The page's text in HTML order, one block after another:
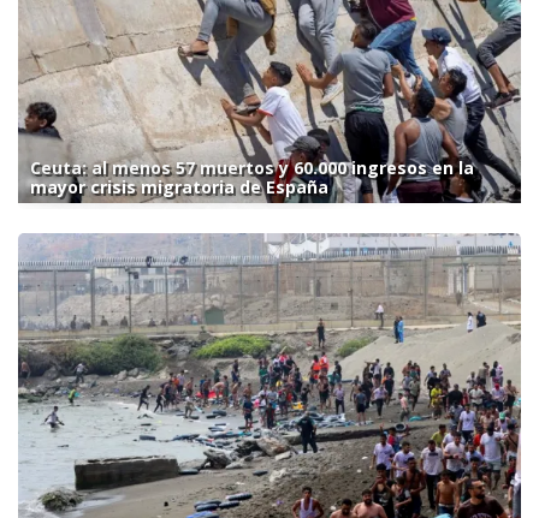
Ceuta: al menos 57 muertos y 60.000 ingresos en la
mayor crisis migratoria de España